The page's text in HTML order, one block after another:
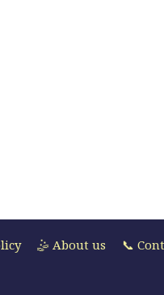
🤹 About us 📞